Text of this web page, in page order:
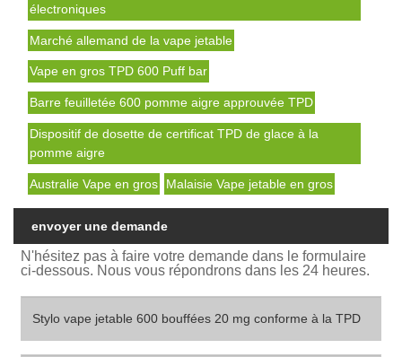
électroniques
Marché allemand de la vape jetable
Vape en gros TPD 600 Puff bar
Barre feuilletée 600 pomme aigre approuvée TPD
Dispositif de dosette de certificat TPD de glace à la
pomme aigre
Australie Vape en gros Malaisie Vape jetable en gros
envoyer une demande
N'hésitez pas à faire votre demande dans le formulaire
ci-dessous. Nous vous répondrons dans les 24 heures.